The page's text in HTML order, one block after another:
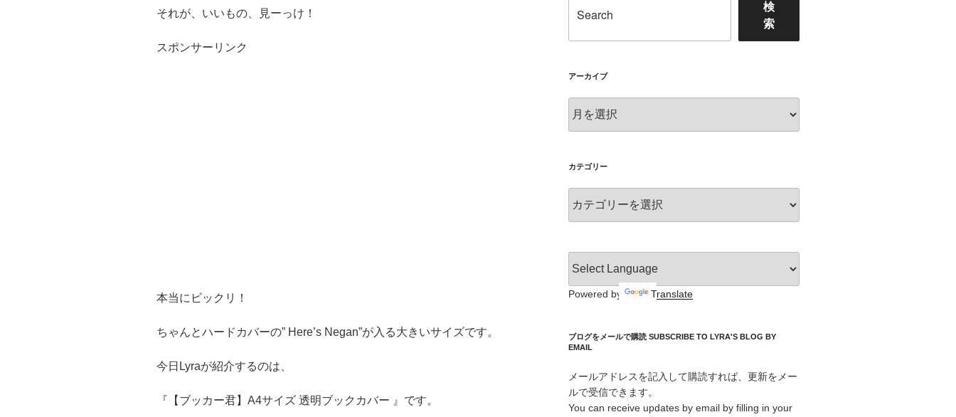
それが、いいもの、見ーっけ！
スポンサーリンク
本当にビックリ！
ちゃんとハードカバーの” Here’s Negan”が入る大きいサイズです。
今日Lyraが紹介するのは、
『【ブッカー君】A4サイズ 透明ブックカバー 』です。
検
索
アーカイブ
ー
ブ
カテゴリー
テ
Powered by Translate
ブログをメールで購読 SUBSCRIBE TO LYRA'S BLOG BY
EMAIL
メールアドレスを記入して購読すれば、更新をメー
ルで受信できます。
You can receive updates by email by filling in your